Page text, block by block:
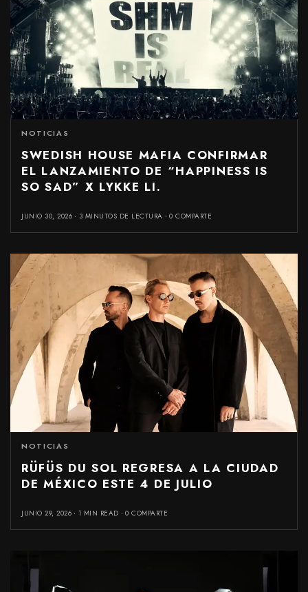
NOTICIAS
SWEDISH HOUSE MAFIA CONFIRMAR
EL LANZAMIENTO DE “HAPPINESS IS
SO SAD” X LYKKE LI.
JUNIO 30, 2026 3 MINUTOS DE LECTURA 0 COMPARTE
NOTICIAS
RÜFÜS DU SOL REGRESA A LA CIUDAD
DE MÉXICO ESTE 4 DE JULIO
JUNIO 29, 2026 1 MIN READ 0 COMPARTE